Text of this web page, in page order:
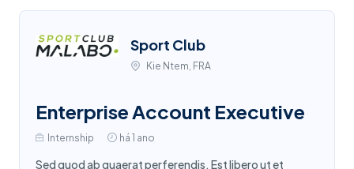
Sport Club
Kie Ntem, FRA
Enterprise Account Executive
Internship há 1 ano
Sed quod ab quaerat perferendis. Est libero ut et